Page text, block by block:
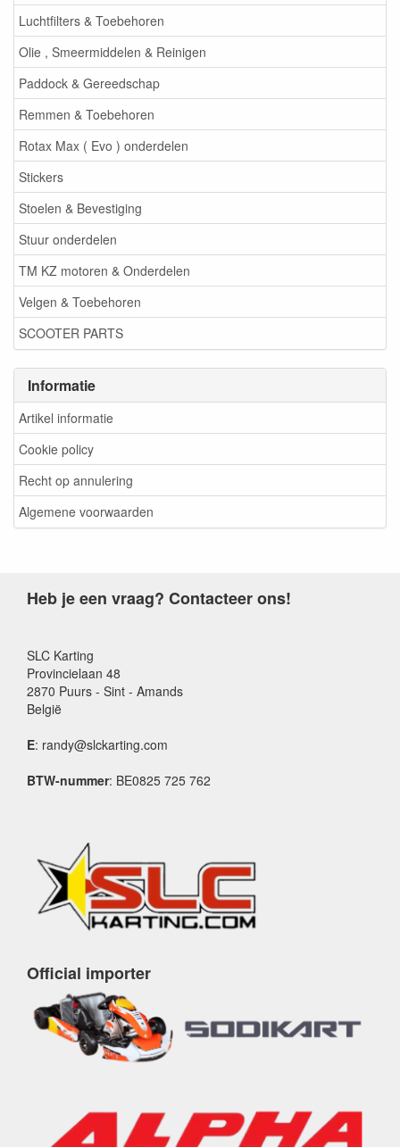
Luchtfilters & Toebehoren
Olie , Smeermiddelen & Reinigen
Paddock & Gereedschap
Remmen & Toebehoren
Rotax Max ( Evo ) onderdelen
Stickers
Stoelen & Bevestiging
Stuur onderdelen
TM KZ motoren & Onderdelen
Velgen & Toebehoren
SCOOTER PARTS
Informatie
Artikel informatie
Cookie policy
Recht op annulering
Algemene voorwaarden
Heb je een vraag? Contacteer ons!
SLC Karting
Provincielaan 48
2870 Puurs - Sint - Amands
België
E: randy@slckarting.com
BTW-nummer: BE0825 725 762
Official importer